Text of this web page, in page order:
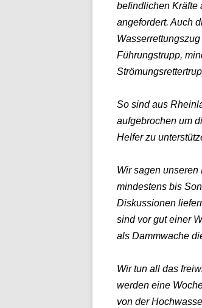
befindlichen Kräfte
angefordert. Auch
Führungstrupp,
So sind aus
aufgebrochen um
Helfer zu
Wir sagen unseren
mindestens bis
Diskussionen
sind vor gut einer
als Dammwache
Wir tun all das
werden eine
von der